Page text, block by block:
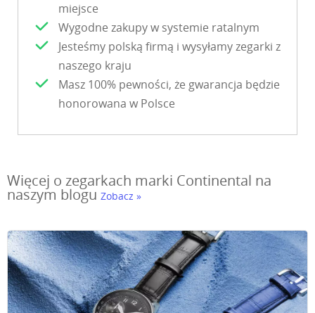
miejsce
Wygodne zakupy w systemie ratalnym
Jesteśmy polską firmą i wysyłamy zegarki z
naszego kraju
Masz 100% pewności, że gwarancja będzie
honorowana w Polsce
Więcej o zegarkach marki Continental na
naszym blogu Zobacz »